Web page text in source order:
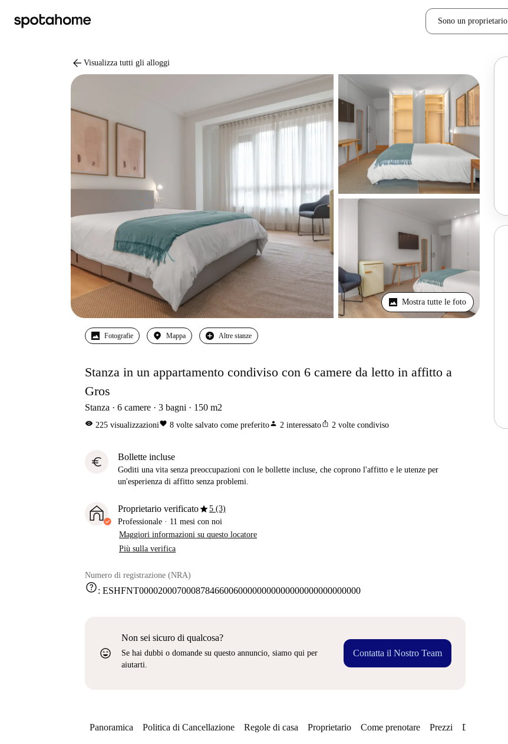
Sono un proprietario
arrow_back Visualizza tutti gli alloggi
Mostra tutte le foto
Fotografie Mappa Altre stanze
Stanza in un appartamento condiviso con 6 camere da letto in affitto a
Gros
Stanza 6 camere 3 bagni 150 m2
visibility 225 visualizzazionifavorite 8 volte salvato come preferitoperson 2 interessatoios_share 2 volte condiviso
euro Bollette incluse
Goditi una vita senza preoccupazioni con le bollette incluse, che coprono l'affitto e le utenze per
un'esperienza di affitto senza problemi.
Proprietario verificatostar5 (3)
Professionale · 11 mesi con noi
Maggiori informazioni su questo locatore
Più sulla verifica
Numero di registrazione (NRA)
help: ESHFNT00002000700087846600600000000000000000000000000
sentiment_very_satisfied
Non sei sicuro di qualcosa?
Se hai dubbi o domande su questo annuncio, siamo qui per
aiutarti.
Contatta il Nostro Team
Panoramica Politica di Cancellazione Regole di casa Proprietario Come prenotare Prezzi Disponibilità